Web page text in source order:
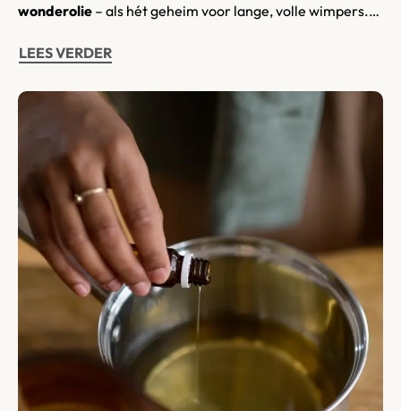
wonderolie – als hét geheim voor lange, volle wimpers.…
LEES VERDER